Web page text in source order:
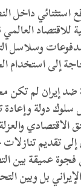
داخل
وسلاسل
إلى
ضد إيران لم
دولة وإعادة
تقديم
عميقة بين
بل وبين